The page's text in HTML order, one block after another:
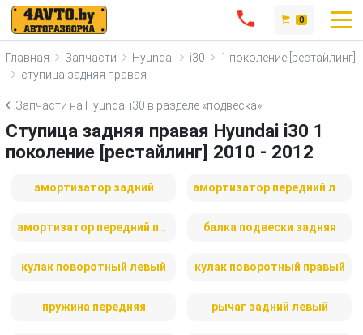
0
Главная Запчасти Hyundai i30
1 поколение [рестайлинг]
ступица задняя правая
Запчасти на Hyundai i30 в разделе «подвеска»
Ступица задняя правая Hyundai i30 1
поколение [рестайлинг] 2010 - 2012
амортизатор задний
балка подвески задняя
кулак поворотный левый кулак поворотный правый
пружина передняя рычаг задний левый